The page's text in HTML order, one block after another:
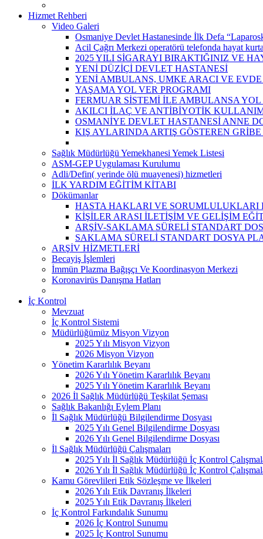
Hizmet Rehberi
Video Galeri
Osmaniye Devlet Hastanesinde İlk Defa
Acil Çağrı Merkezi operatörü telefonda hayat
2025 YILI SİGARAYI BIRAKTIĞINIZ VE
YENİ DÜZİÇİ DEVLET HASTANESİ
YENİ AMBULANS, UMKE ARACI VE
YAŞAMA YOL VER PROGRAMI
FERMUAR SİSTEMİ İLE AMBULANSA YOL
AKILCI İLAÇ VE ANTİBİYOTİK
OSMANİYE DEVLET HASTANESİ ANNE
KIŞ AYLARINDA ARTIŞ GÖSTEREN
Sağlık Müdürlüğü Yemekhanesi Yemek Listesi
ASM-GEP Uygulaması Kurulumu
Adli/Defin( yerinde ölü muayenesi) hizmetleri
İLK YARDIM EĞİTİM KİTABI
Dökümanlar
HASTA HAKLARI VE SORUMLULUKLARI
KİŞİLER ARASI İLETİŞİM VE GELİŞİM
ARŞİV-SAKLAMA SÜRELİ STANDART
SAKLAMA SÜRELİ STANDART DOSYA
ARŞİV HİZMETLERİ
Becayiş İşlemleri
İmmün Plazma Bağışçı Ve Koordinasyon Merkezi
Koronavirüs Danışma Hatları
İç Kontrol
Mevzuat
İç Kontrol Sistemi
Müdürlüğümüz Misyon Vizyon
2025 Yılı Misyon Vizyon
2026 Misyon Vizyon
Yönetim Kararlılık Beyanı
2026 Yılı Yönetim Kararlılık Beyanı
2025 Yılı Yönetim Kararlılık Beyanı
2026 İl Sağlık Müdürlüğü Teşkilat Şeması
Sağlık Bakanlığı Eylem Planı
İl Sağlık Müdürlüğü Bilgilendirme Dosyası
2025 Yılı Genel Bilgilendirme Dosyası
2026 Yılı Genel Bilgilendirme Dosyası
İl Sağlık Müdürlüğü Çalışmaları
2025 Yılı İl Sağlık Müdürlüğü İç Kontrol
2026 Yılı İl Sağlık Müdürlüğü İç Kontrol
Kamu Görevlileri Etik Sözleşme ve İlkeleri
2026 Yılı Etik Davranış İlkeleri
2025 Yılı Etik Davranış İlkeleri
İç Kontrol Farkındalık Sunumu
2026 İç Kontrol Sunumu
2025 İç Kontrol Sunumu